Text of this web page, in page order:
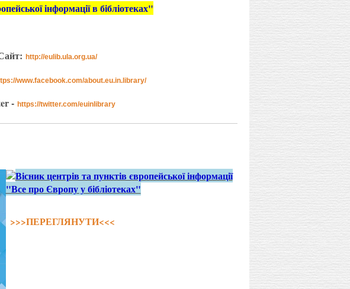
інформації в бібліотеках"
http://eulib.ula.org.ua/
www.facebook.com/about.eu.in.library/
- https://twitter.com/euinlibrary
Вісник центрів та пунктів європейської інформації
"Все про Європу у бібліотеках"
>>>ПЕРЕГЛЯНУТИ<<<